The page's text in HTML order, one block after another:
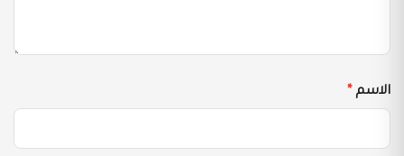
الاسم*